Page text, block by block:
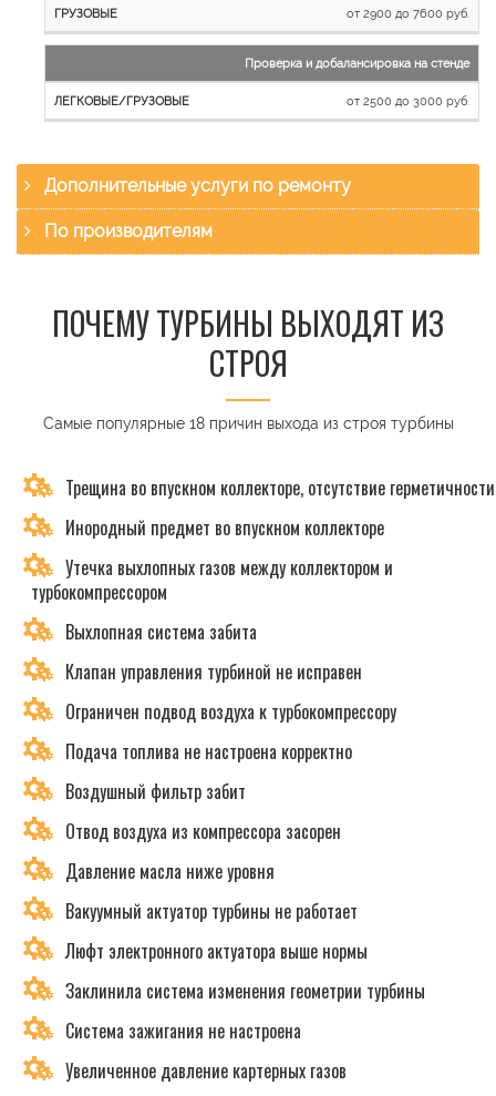
от 2900 до 7600 руб.
Проверка и добалансировка на стенде
от 2500 до 3000 руб.
Дополнительные услуги по ремонту
По производителям
ПОЧЕМУ ТУРБИНЫ ВЫХОДЯТ ИЗ
СТРОЯ
Самые популярные 18 причин выхода из строя турбины
Трещина во впускном коллекторе, отсутствие герметичности
Инородный предмет во впускном коллекторе
Утечка выхлопных газов между коллектором и
турбокомпрессором
Выхлопная система забита
Клапан управления турбиной не исправен
Ограничен подвод воздуха к турбокомпрессору
Подача топлива не настроена корректно
Воздушный фильтр забит
Отвод воздуха из компрессора засорен
Давление масла ниже уровня
Вакуумный актуатор турбины не работает
Люфт электронного актуатора выше нормы
Заклинила система изменения геометрии турбины
Система зажигания не настроена
Увеличенное давление картерных газов